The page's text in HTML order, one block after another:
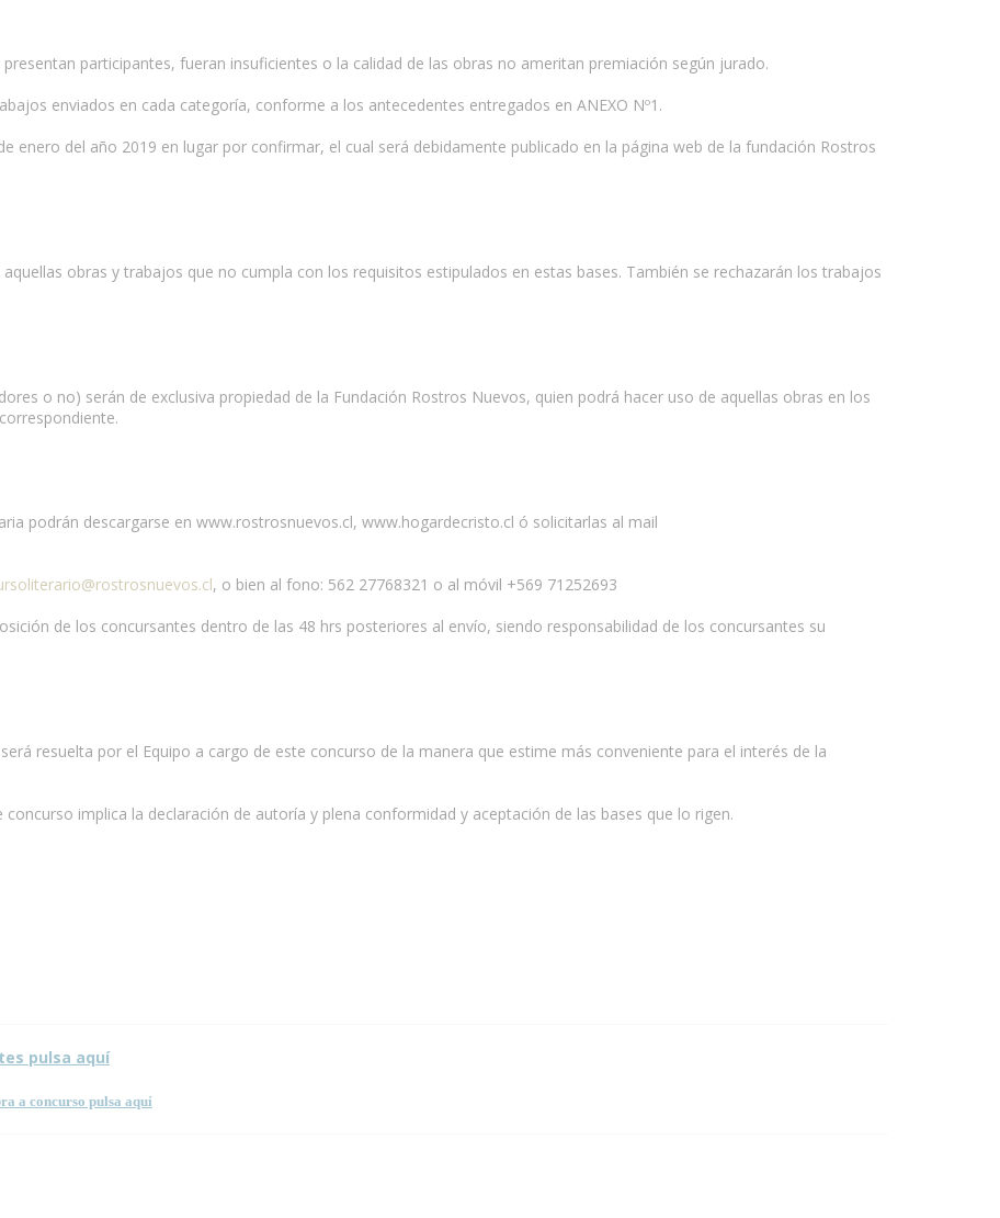
participantes, fueran insuficientes o la calidad de las obras no ameritan premiación según jurado.
enviados en cada categoría, conforme a los antecedentes entregados en ANEXO Nº1.
enero del año 2019 en lugar por confirmar, el cual será debidamente publicado en la página web de la fundación Rostros
obras y trabajos que no cumpla con los requisitos estipulados en estas bases. También se rechazarán los trabajos
o no) serán de exclusiva propiedad de la Fundación Rostros Nuevos, quien podrá hacer uso de aquellas obras en los
podrán descargarse en www.rostrosnuevos.cl, www.hogardecristo.cl ó solicitarlas al mail
, o bien al fono: 562 27768321 o al móvil +569 71252693
de los concursantes dentro de las 48 hrs posteriores al envío, siendo responsabilidad de los concursantes su
resuelta por el Equipo a cargo de este concurso de la manera que estime más conveniente para el interés de la
implica la declaración de autoría y plena conformidad y aceptación de las bases que lo rigen.
pulsa aquí
a concurso pulsa aquí